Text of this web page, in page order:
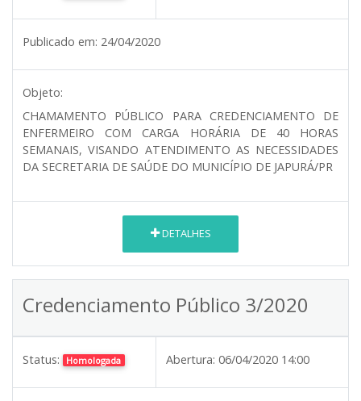
Publicado em: 24/04/2020
Objeto:
CHAMAMENTO PÚBLICO PARA CREDENCIAMENTO DE
ENFERMEIRO COM CARGA HORÁRIA DE 40 HORAS
SEMANAIS, VISANDO ATENDIMENTO AS NECESSIDADES
DA SECRETARIA DE SAÚDE DO MUNICÍPIO DE JAPURÁ/PR
DETALHES
Credenciamento Público 3/2020
Status: Homologada Abertura: 06/04/2020 14:00